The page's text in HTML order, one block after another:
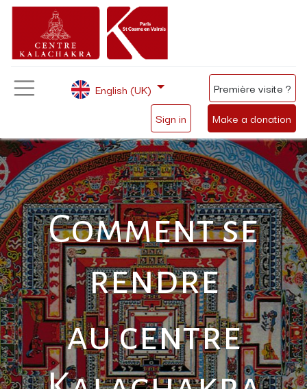
Sign in Make a donation
English (UK) Première visite ?
Comment se
rendre
au centre